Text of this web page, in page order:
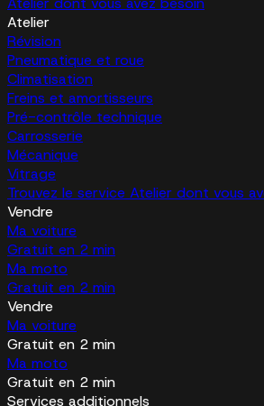
Atelier
Révision
Pneumatique et roue
Climatisation
Freins et amortisseurs
Pré-contrôle technique
Carrosserie
Mécanique
Vitrage
Trouvez le service Atelier dont vous
Vendre
Ma voiture
Gratuit en 2 min
Ma moto
Gratuit en 2 min
Vendre
Ma voiture
Gratuit en 2 min
Ma moto
Gratuit en 2 min
Services additionnels